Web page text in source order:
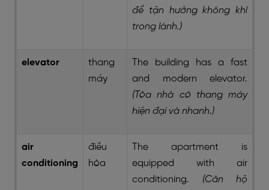
để tận hưởng không khí
trong lành.)
elevator
thang
máy
The building has a fast
and modern elevator.
(Tòa nhà có thang máy
hiện đại và nhanh.)
air
conditioning
điều
hòa
The apartment is
equipped with air
conditioning. (Căn hộ